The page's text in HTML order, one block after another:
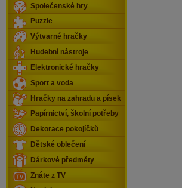
Společenské hry
Puzzle
Výtvarné hračky
Hudební nástroje
Elektronické hračky
Sport a voda
Hračky na zahradu a písek
Papírnictví, školní potřeby
Dekorace pokojíčků
Dětské oblečení
Dárkové předměty
Znáte z TV